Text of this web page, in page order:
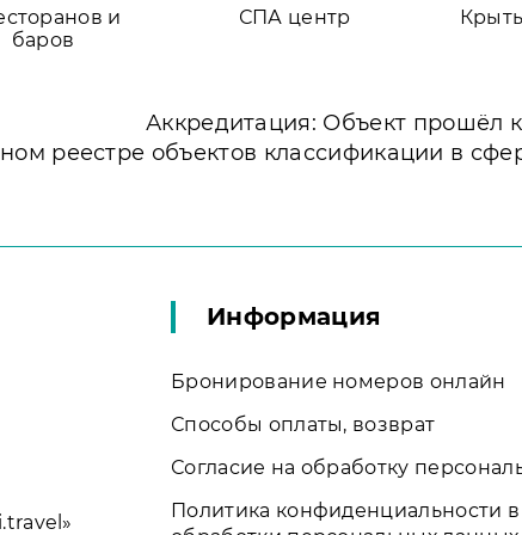
и
баров
СПА центр
Аккредитация: Объект прошёл
реестре объектов классификации в
Информация
Бронирование номеров онлайн
Способы оплаты, возврат
Согласие на обработку
Политика конфиденциальности